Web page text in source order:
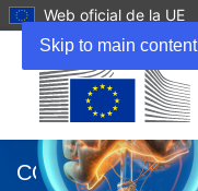
Skip to main content
Web oficial de la UE
abrirá
en
CORDIS